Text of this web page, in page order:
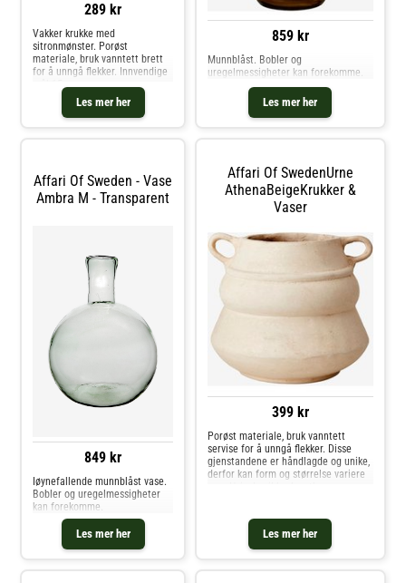
289 kr
Les mer her
Vakker krukke med
sitronmønster. Porøst
materiale, bruk vanntett brett
for å unngå flekker. Innvendige
mål 15 cm.
859 kr
Les mer her
Munnblåst. Bobler og
uregelmessigheter kan forekomme.
Affari Of Sweden - Vase
Ambra M - Transparent
849 kr
Les mer her
Iøynefallende munnblåst vase.
Bobler og uregelmessigheter
kan forekomme.
Affari Of SwedenUrne
AthenaBeigeKrukker &
Vaser
399 kr
Les mer her
Porøst materiale, bruk vanntett
servise for å unngå flekker. Disse
gjenstandene er håndlagde og unike,
derfor kan form og størrelse variere